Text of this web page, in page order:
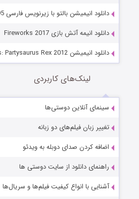
دانلود انیمیشن بالتو با زیرنویس فارسی Balto 1995
دانلود انیمه آتش بازی Fireworks 2017
دانلود انیمیشن Toy Story Toons: Partysaurus Rex 2012
لینک‌های کاربردی
سینمای آنلاین دوستی‌ها
تغییر زبان فیلم‌های دو زبانه
اضافه کردن صدای دوبله به ویدئو
راهنمای دانلود از سایت دوستی ها
آشنایی با انواع کیفیت فیلم‌ها و سریال‌ها